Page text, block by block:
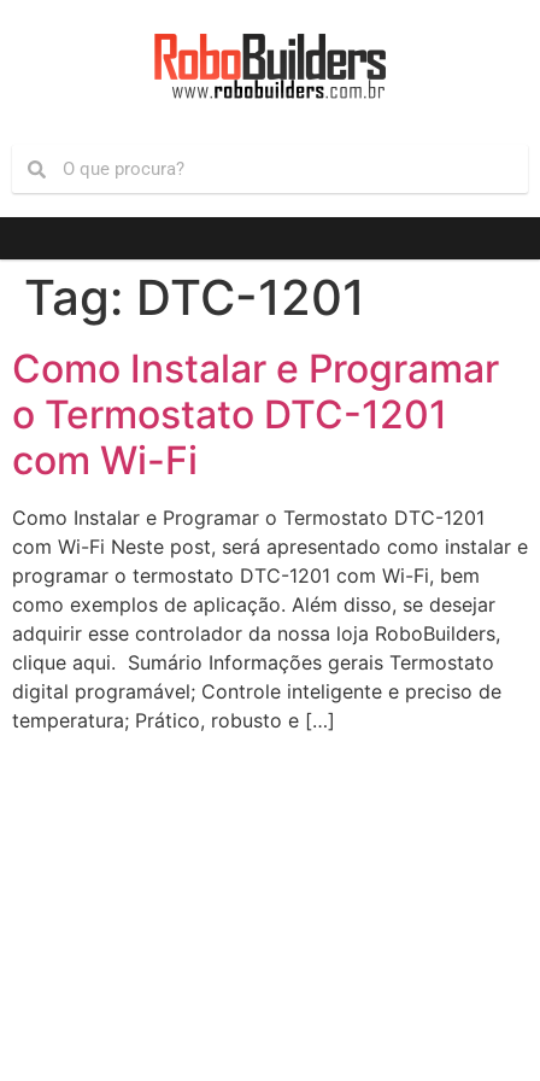
Tag: DTC-1201
Como Instalar e Programar
o Termostato DTC-1201
com Wi-Fi
Como Instalar e Programar o Termostato DTC-1201
com Wi-Fi Neste post, será apresentado como instalar e
programar o termostato DTC-1201 com Wi-Fi, bem
como exemplos de aplicação. Além disso, se desejar
adquirir esse controlador da nossa loja RoboBuilders,
clique aqui. Sumário Informações gerais Termostato
digital programável; Controle inteligente e preciso de
temperatura; Prático, robusto e […]